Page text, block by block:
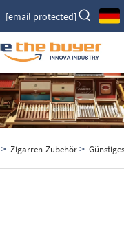
[email protected]
> Zigarren-Zubehör>